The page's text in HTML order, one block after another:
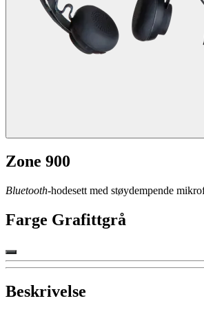
Zone 900
Bluetooth-hodesett med støydempende
Farge Grafittgrå
Beskrivelse